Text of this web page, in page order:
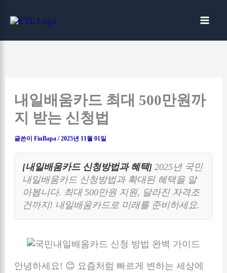
로
내일배움카드 최대 500만원까
지 받는 신청법
글쓴이FinBapa/2025년 11월 01일
[내일배움카드 신청방법과 혜택] 2025년 국민
내일배움카드 신청방법과 확대된 혜택을 알
아봅니다. 최대 500만원 지원, 달라진 자격조
건까지! 내일배움카드로 미래를 준비하세요.
안녕하세요! 😊 요즘처럼 빠르게 변하는 세상에